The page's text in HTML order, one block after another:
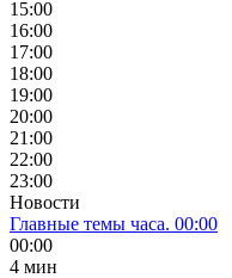
15:00
16:00
17:00
18:00
19:00
20:00
21:00
22:00
23:00
Новости
Главные темы часа. 00:00
00:00
4 мин